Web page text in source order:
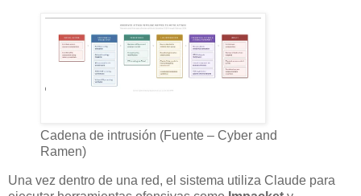
Cadena de intrusión (Fuente – Cyber and
Ramen)
Una vez dentro de una red, el sistema utiliza Claude para